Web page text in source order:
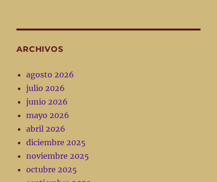
ARCHIVOS
agosto 2026
julio 2026
junio 2026
mayo 2026
abril 2026
diciembre 2025
noviembre 2025
octubre 2025